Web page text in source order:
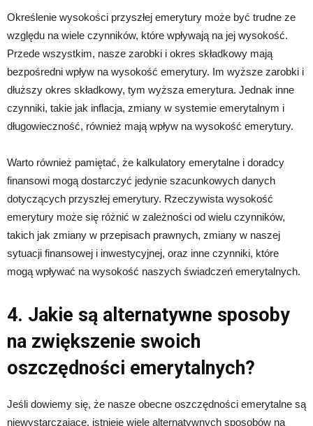
Określenie wysokości przyszłej emerytury może być trudne ze
względu na wiele czynników, które wpływają na jej wysokość.
Przede wszystkim, nasze zarobki i okres składkowy mają
bezpośredni wpływ na wysokość emerytury. Im wyższe zarobki i
dłuższy okres składkowy, tym wyższa emerytura. Jednak inne
czynniki, takie jak inflacja, zmiany w systemie emerytalnym i
długowieczność, również mają wpływ na wysokość emerytury.
Warto również pamiętać, że kalkulatory emerytalne i doradcy
finansowi mogą dostarczyć jedynie szacunkowych danych
dotyczących przyszłej emerytury. Rzeczywista wysokość
emerytury może się różnić w zależności od wielu czynników,
takich jak zmiany w przepisach prawnych, zmiany w naszej
sytuacji finansowej i inwestycyjnej, oraz inne czynniki, które
mogą wpływać na wysokość naszych świadczeń emerytalnych.
4. Jakie są alternatywne sposoby
na zwiększenie swoich
oszczędności emerytalnych?
Jeśli dowiemy się, że nasze obecne oszczędności emerytalne są
niewystarczające, istnieje wiele alternatywnych sposobów na